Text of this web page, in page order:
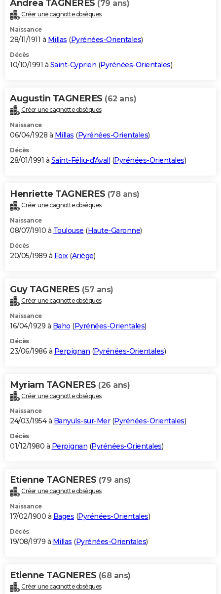
Andrea TAGNERES (79 ans)
Créer une cagnotte obsèques
Naissance
28/11/1911 à Millas (Pyrénées-Orientales)
Décès
10/10/1991 à Saint-Cyprien (Pyrénées-Orientales)
Augustin TAGNERES (62 ans)
Créer une cagnotte obsèques
Naissance
06/04/1928 à Millas (Pyrénées-Orientales)
Décès
28/01/1991 à Saint-Féliu-d'Avall (Pyrénées-Orientales)
Henriette TAGNERES (78 ans)
Créer une cagnotte obsèques
Naissance
08/07/1910 à Toulouse (Haute-Garonne)
Décès
20/05/1989 à Foix(Ariège)
Guy TAGNERES (57 ans)
Créer une cagnotte obsèques
Naissance
16/04/1929 à Baho (Pyrénées-Orientales)
Décès
23/06/1986 à Perpignan (Pyrénées-Orientales)
Myriam TAGNERES (26 ans)
Créer une cagnotte obsèques
Naissance
24/03/1954 à Banyuls-sur-Mer(Pyrénées-Orientales)
Décès
01/12/1980 à Perpignan (Pyrénées-Orientales)
Etienne TAGNERES (79 ans)
Créer une cagnotte obsèques
Naissance
17/02/1900 à Bages (Pyrénées-Orientales)
Décès
19/08/1979 à Millas (Pyrénées-Orientales)
Etienne TAGNERES (68 ans)
Créer une cagnotte obsèques